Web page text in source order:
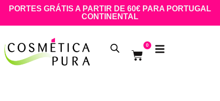
PORTES GRÁTIS A PARTIR DE 60€ PARA PORTUGAL
CONTINENTAL
0